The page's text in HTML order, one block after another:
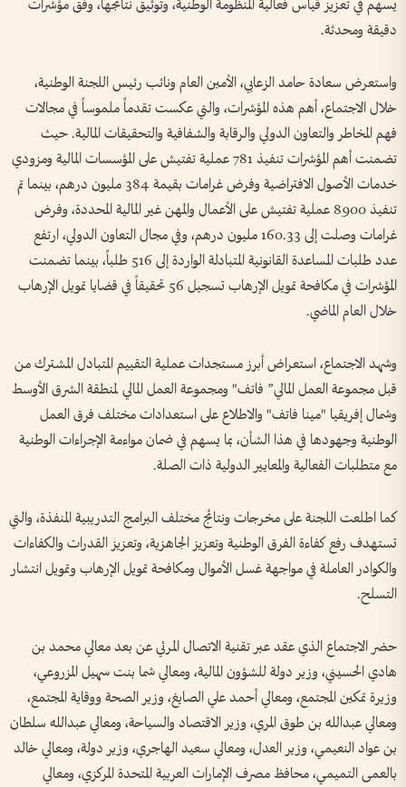
يسهم في تعزيز قياس فعالية المنظومة الوطنية، وتوثيق نتائجها، وفق مؤشرات
دقيقة ومحدثة.
واستعرض سعادة حامد الزعابي، الأمين العام ونائب رئيس اللجنة الوطنية،
خلال الاجتماع، أهم هذه المؤشرات، والتي عكست تقدماً ملموساً في مجالات
فهم المخاطر والتعاون الدولي والرقابة والشفافية والتحقيقات المالية. حيث
تضمنت أهم المؤشرات تنفيذ 781 عملية تفتيش على المؤسسات المالية ومزودي
خدمات الأصول الافتراضية وفرض غرامات بقيمة 384 مليون درهم، بينما تم
تنفيذ 8900 عملية تفتيش على الأعمال والمهن غير المالية المحددة، وفرض
غرامات وصلت إلى 160.33 مليون درهم، وفي مجال التعاون الدولي، ارتفع
عدد طلبات المساعدة القانونية المتبادلة الواردة إلى 516 طلباً، بينما تضمنت
المؤشرات في مكافحة تمويل الإرهاب تسجيل 56 تحقيقاً في قضايا تمويل الإرهاب
خلال العام الماضي.
وشهد الاجتماع، استعراض أبرز مستجدات عملية التقييم المتبادل المشترك من
قبل مجموعة العمل المالي” فاتف" ومجموعة العمل المالي لمنطقة الشرق الأوسط
وشمال إفريقيا "مينا فاتف" والاطلاع على استعدادات مختلف فرق العمل
الوطنية وجهودها في هذا الشأن، بما يسهم في ضمان مواءمة الإجراءات الوطنية
مع متطلبات الفعالية والمعايير الدولية ذات الصلة.
كما اطلعت اللجنة على مخرجات ونتائج مختلف البرامج التدريبية المنفذة، والتي
تستهدف رفع كفاءة الفرق الوطنية وتعزيز الجاهزية، وتعزيز القدرات والكفاءات
والكوادر العاملة في مواجهة غسل الأموال ومكافحة تمويل الإرهاب وتمويل انتشار
التسلح.
حضر الاجتماع الذي عقد عبر تقنية الاتصال المرئي عن بعد معالي محمد بن
هادي الحسيني، وزير دولة للشؤون المالية، ومعالي شما بنت سهيل المزروعي،
وزيرة تمكين المجتمع، ومعالي أحمد علي الصايغ، وزير الصحة ووقاية المجتمع،
ومعالي عبدالله بن طوق المري، وزير الاقتصاد والسياحة، ومعالي عبدالله سلطان
بن عواد النعيمي، وزير العدل، ومعالي سعيد الهاجري، وزير دولة، ومعالي خالد
بالعمى التميمي، محافظ مصرف الإمارات العربية المتحدة المركزي، ومعالي